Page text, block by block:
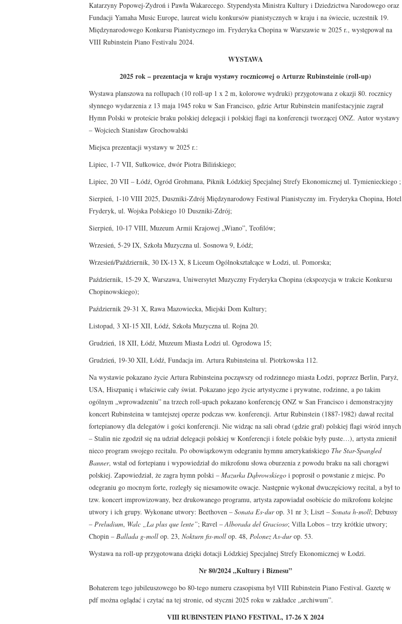
Katarzyny Popowej-Zydroń i Pawła Wakarecego. Stypendysta Ministra Kultury i Dziedzictwa Narodowego oraz
Fundacji Yamaha Music Europe, laureat wielu konkursów pianistycznych w kraju i na świecie, uczestnik 19.
Międzynarodowego Konkursu Pianistycznego im. Fryderyka Chopina w Warszawie w 2025 r., występował na
VIII Rubinstein Piano Festivalu 2024.
WYSTAWA
2025 rok – prezentacja w kraju wystawy rocznicowej o Arturze Rubinsteinie (roll-up)
Wystawa planszowa na rollupach (10 roll-up 1 x 2 m, kolorowe wydruki) przygotowana z okazji 80. rocznicy
słynnego wydarzenia z 13 maja 1945 roku w San Francisco, gdzie Artur Rubinstein manifestacyjnie zagrał
Hymn Polski w proteście braku polskiej delegacji i polskiej flagi na konferencji tworzącej ONZ. Autor wystawy
– Wojciech Stanisław Grochowalski
Miejsca prezentacji wystawy w 2025 r.:
Lipiec, 1-7 VII, Sułkowice, dwór Piotra Bilińskiego;
Lipiec, 20 VII – Łódź, Ogród Grohmana, Piknik Łódzkiej Specjalnej Strefy Ekonomicznej ul. Tymienieckiego ;
Sierpień, 1-10 VIII 2025, Duszniki-Zdrój Międzynarodowy Festiwal Pianistyczny im. Fryderyka Chopina, Hotel
Fryderyk, ul. Wojska Polskiego 10 Duszniki-Zdrój;
Sierpień, 10-17 VIII, Muzeum Armii Krajowej „Wiano”, Teofilów;
Wrzesień, 5-29 IX, Szkoła Muzyczna ul. Sosnowa 9, Łódź;
Wrzesień/Październik, 30 IX-13 X, 8 Liceum Ogólnokształcące w Łodzi, ul. Pomorska;
Październik, 15-29 X, Warszawa, Uniwersytet Muzyczny Fryderyka Chopina (ekspozycja w trakcie Konkursu
Chopinowskiego);
Październik 29-31 X, Rawa Mazowiecka, Miejski Dom Kultury;
Listopad, 3 XI-15 XII, Łódź, Szkoła Muzyczna ul. Rojna 20.
Grudzień, 18 XII, Łódź, Muzeum Miasta Łodzi ul. Ogrodowa 15;
Grudzień, 19-30 XII, Łódź, Fundacja im. Artura Rubinsteina ul. Piotrkowska 112.
Na wystawie pokazano życie Artura Rubinsteina począwszy od rodzinnego miasta Łodzi, poprzez Berlin, Paryż,
USA, Hiszpanię i właściwie cały świat. Pokazano jego życie artystyczne i prywatne, rodzinne, a po takim
ogólnym „wprowadzeniu” na trzech roll-upach pokazano konferencję ONZ w San Francisco i demonstracyjny
koncert Rubinsteina w tamtejszej operze podczas ww. konferencji. Artur Rubinstein (1887-1982) dawał recital
fortepianowy dla delegatów i gości konferencji. Nie widząc na sali obrad (gdzie grał) polskiej flagi wśród innych
– Stalin nie zgodził się na udział delegacji polskiej w Konferencji i fotele polskie były puste…), artysta zmienił
nieco program swojego recitalu. Po obowiązkowym odegraniu hymnu amerykańskiego The Star-Spangled
Banner, wstał od fortepianu i wypowiedział do mikrofonu słowa oburzenia z powodu braku na sali chorągwi
polskiej. Zapowiedział, że zagra hymn polski – Mazurka Dąbrowskiego i poprosił o powstanie z miejsc. Po
odegraniu go mocnym forte, rozległy się niesamowite owacje. Następnie wykonał dwuczęściowy recital, a był to
tzw. koncert improwizowany, bez drukowanego programu, artysta zapowiadał osobiście do mikrofonu kolejne
utwory i ich grupy. Wykonane utwory: Beethoven – Sonata Es-durop. 31 nr 3; Liszt – Sonata h-moll; Debussy
– Preludium, Walc „La plus que lente”; Ravel –Alborada del Gracioso; Villa Lobos – trzy krótkie utwory;
Chopin – Ballada g-moll op. 23, Nokturn fis-moll op. 48, Polonez As-durop. 53.
Wystawa na roll-up przygotowana dzięki dotacji Łódzkiej Specjalnej Strefy Ekonomicznej w Łodzi.
Nr 80/2024 „Kultury i Biznesu”
Bohaterem tego jubileuszowego bo 80-tego numeru czasopisma był VIII Rubinstein Piano Festival. Gazetę w
pdf można oglądać i czytać na tej stronie, od styczni 2025 roku w zakładce „archiwum”.
VIII RUBINSTEIN PIANO FESTIVAL, 17-26 X 2024